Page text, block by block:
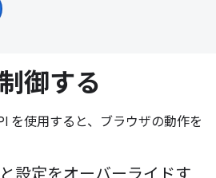
御する
を使用すると、ブラウザの動作を